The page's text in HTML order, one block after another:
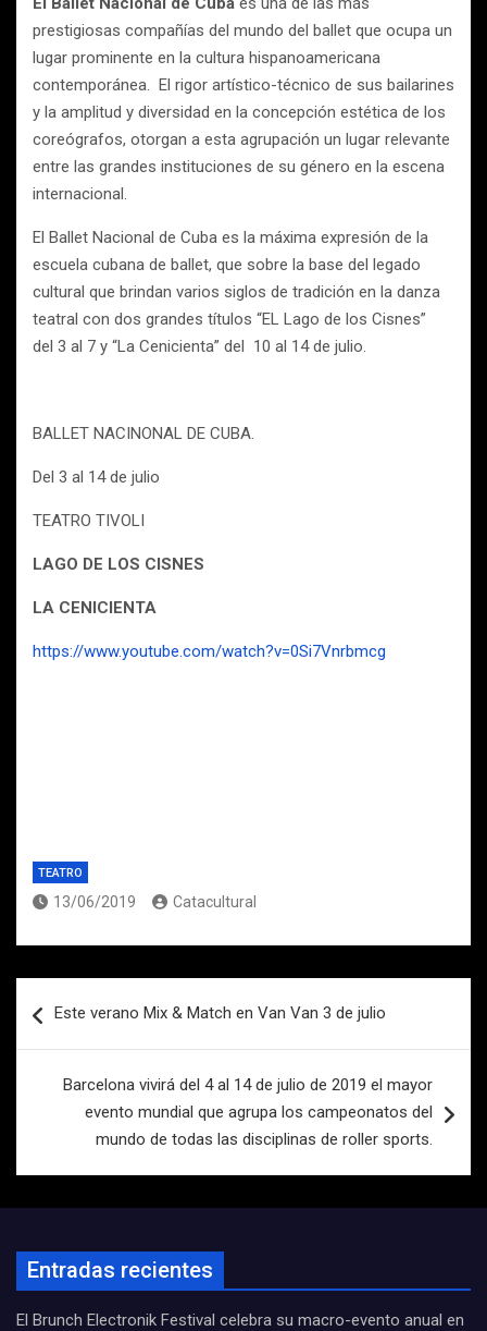
prestigiosas compañías del mundo del ballet que ocupa un
lugar prominente en la cultura hispanoamericana
contemporánea. El rigor artístico-técnico de sus bailarines
y la amplitud y diversidad en la concepción estética de los
coreógrafos, otorgan a esta agrupación un lugar relevante
entre las grandes instituciones de su género en la escena
internacional.
El Ballet Nacional de Cuba es la máxima expresión de la
escuela cubana de ballet, que sobre la base del legado
cultural que brindan varios siglos de tradición en la danza
teatral con dos grandes títulos “EL Lago de los Cisnes”
del 3 al 7 y “La Cenicienta” del 10 al 14 de julio.
BALLET NACINONAL DE CUBA.
Del 3 al 14 de julio
TEATRO TIVOLI
LAGO DE LOS CISNES
LA CENICIENTA
https://www.youtube.com/watch?v=0Si7Vnrbmcg
TEATRO
13/06/2019 Catacultural
de
Este verano Mix & Match en Van Van 3 de julio
Barcelona vivirá del 4 al 14 de julio de 2019 el mayor
evento mundial que agrupa los campeonatos del
mundo de todas las disciplinas de roller sports.
Entradas recientes
El Brunch Electronik Festival celebra su macro-evento anual en